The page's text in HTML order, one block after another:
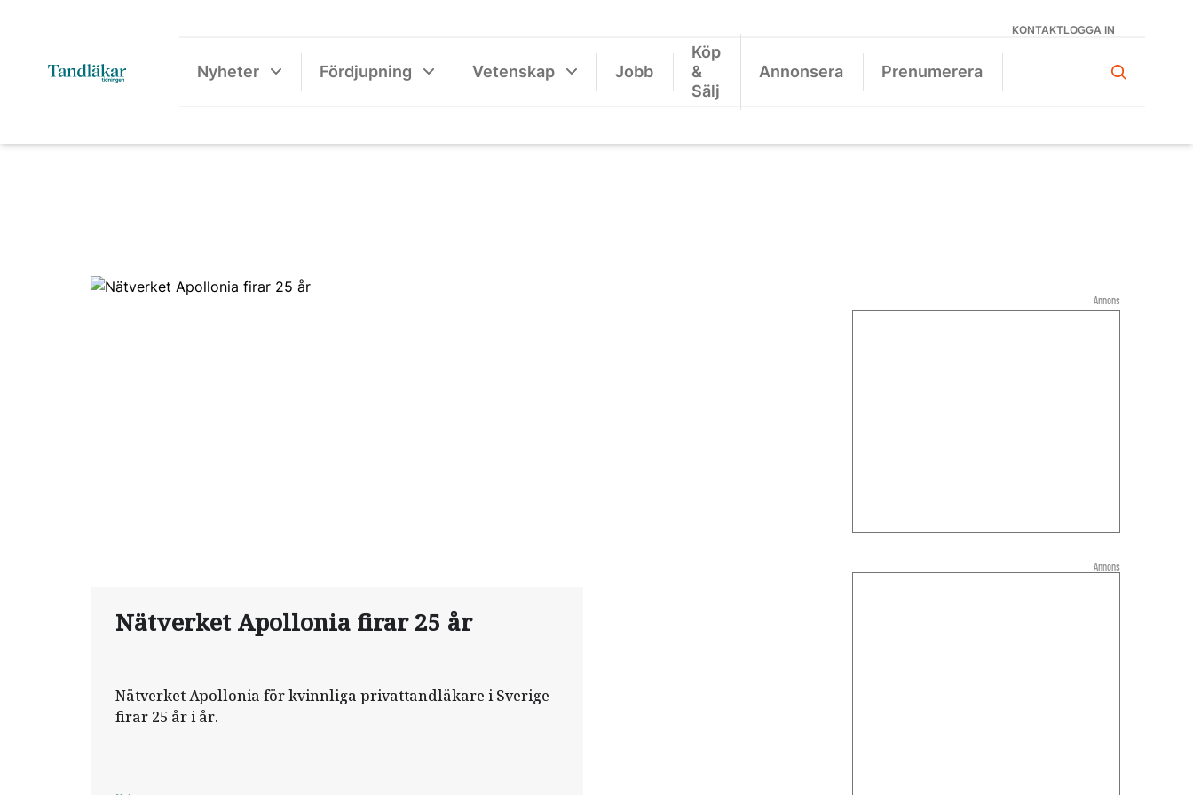
KONTAKTLOGGA IN
Nyheter Fördjupning Vetenskap Jobb
Köp
&
Sälj
Annonsera Prenumerera
Nätverket Apollonia firar 25 år
Nätverket Apollonia för kvinnliga privattandläkare i Sverige
firar 25 år i år.
Annons
Annons